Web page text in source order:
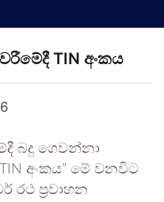
TIN අංකය
බදු ගෙවන්නා
අංකය” මේ වනවිට
රථ ප්‍රවාහන